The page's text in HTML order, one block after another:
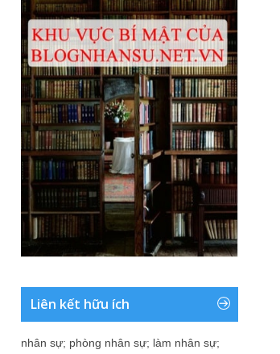
Liên kết hữu ích
nhân sự; phòng nhân sự; làm nhân sự;